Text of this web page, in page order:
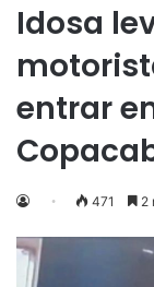
Idosa
entrar
471 2